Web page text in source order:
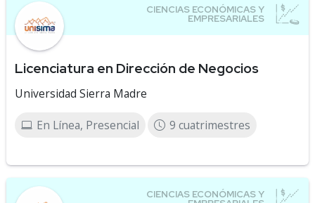
Licenciatura en Dirección de Negocios
Universidad Sierra Madre
En Línea, Presencial 9 cuatrimestres